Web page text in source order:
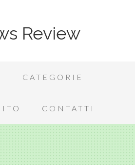
Review
CATEGORIE
CONTATTI